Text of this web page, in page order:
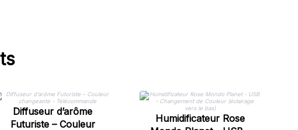
Diffuseur d’arôme
Futuriste – Couleur
Humidificateur Rose